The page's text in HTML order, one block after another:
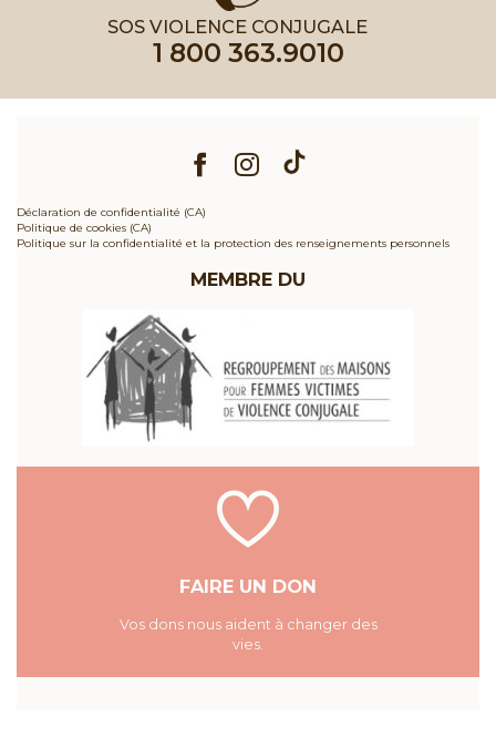
SOS VIOLENCE CONJUGALE
1 800 363.9010
Déclaration de confidentialité (CA)
Politique de cookies (CA)
Politique sur la confidentialité et la protection des renseignements personnels
MEMBRE DU
FAIRE UN DON
Vos dons nous aident à changer des
vies.